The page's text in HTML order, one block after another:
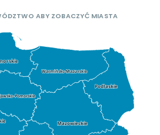
ABY ZOBACZYĆ MIASTA
Pomorskie
Mazowieckie
Podlaskie
Warmińsko-Mazurskie